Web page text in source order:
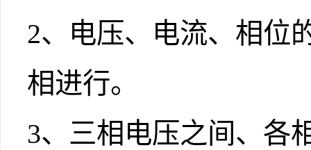
2、电压、电流、相位
相进行。
3、三相电压之间、各